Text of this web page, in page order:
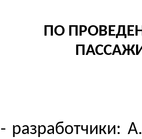
ПО
разработчики: